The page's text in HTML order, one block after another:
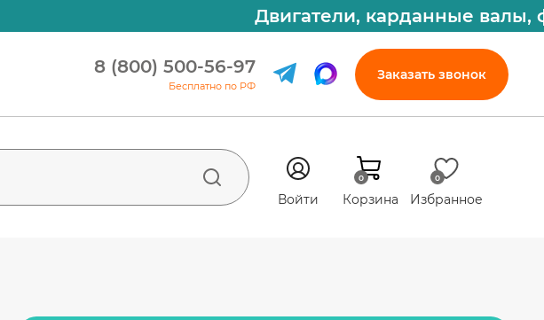
Двигатели, карданные валы,
8 (800) 500-56-97
Бесплатно по РФ
Заказать звонок
Войти Корзина
0 0
Избранное